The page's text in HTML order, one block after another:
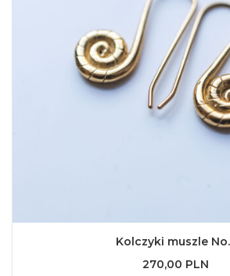
Kolczyki muszle
270,00 PLN